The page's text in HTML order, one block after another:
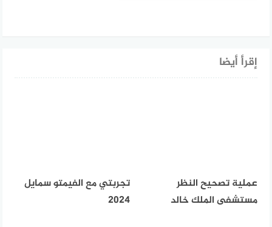
إقرأ أيضا
عملية تصحيح النظر
مستشفى الملك خالد
تجربتي مع الفيمتو سمايل
2024